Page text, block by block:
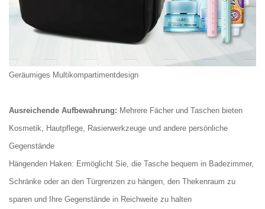
Geräumiges Multikompartimentdesign
Ausreichende Aufbewahrung: Mehrere Fächer und Taschen bieten
Kosmetik, Hautpflege, Rasierwerkzeuge und andere persönliche
Gegenstände
Hängenden Haken: Ermöglicht Sie, die Tasche bequem in Badezimmer,
Schränke oder an den Türgrenzen zu hängen, den Thekenraum zu
sparen und Ihre Gegenstände in Reichweite zu halten